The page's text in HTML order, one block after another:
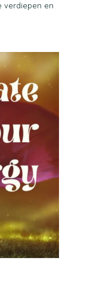
verdiepen en